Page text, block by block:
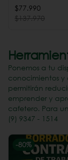
Perú
$77.990
$137.970
Ponemos a tu
conocimientos
permitirán
emprender y
cafetero. Para
(9) 9347 - 1514
-80%